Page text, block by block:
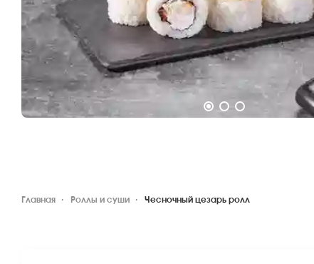
Главная Роллы и суши Чесночный цезарь ролл